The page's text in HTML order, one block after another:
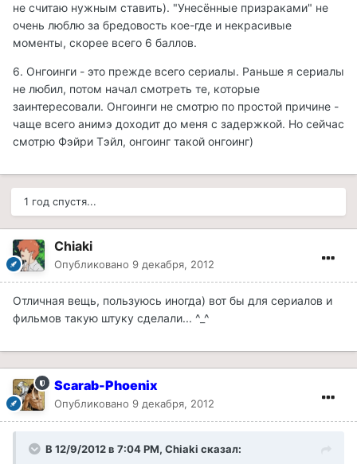
не считаю нужным ставить). "Унесённые призраками" не
очень люблю за бредовость кое-где и некрасивые
моменты, скорее всего 6 баллов.
6. Онгоинги - это прежде всего сериалы. Раньше я сериалы
не любил, потом начал смотреть те, которые
заинтересовали. Онгоинги не смотрю по простой причине -
чаще всего анимэ доходит до меня с задержкой. Но сейчас
смотрю Фэйри Тэйл, онгоинг такой онгоинг)
1 год спустя...
Chiaki
Опубликовано 9 декабря, 2012
Отличная вещь, пользуюсь иногда) вот бы для сериалов и
фильмов такую штуку сделали... ^_^
Scarab-Phoenix
Опубликовано 9 декабря, 2012
В 12/9/2012 в 7:04 PM, Chiaki сказал: